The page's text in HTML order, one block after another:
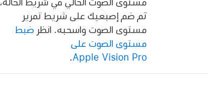
مستوى الصوت الحالي في شريط الحالة،
ثم ضم إصبعيك على شريط تمرير
مستوى الصوت واسحبه. انظر ضبط
مستوى الصوت على
Apple Vision Pro
.